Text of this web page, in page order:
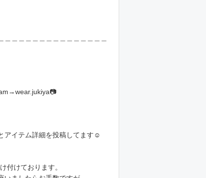
アイテム詳細を投稿してます☺️
付けております。